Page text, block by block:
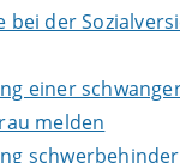
bei der
einer
melden